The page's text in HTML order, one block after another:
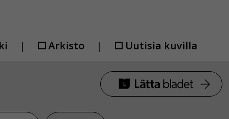
Arkisto Uutisia kuvilla